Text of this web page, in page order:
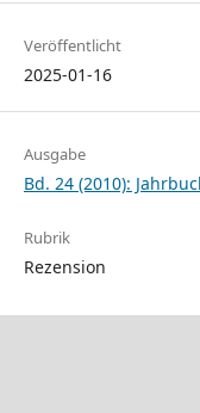
Veröffentlicht
2025-01-16
Ausgabe
Bd. 24 (2010):
Rubrik
Rezension